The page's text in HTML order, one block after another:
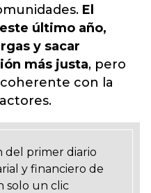
El
último año,
y sacar
más justa, pero
con la
del primer diario
y financiero de
solo un clic